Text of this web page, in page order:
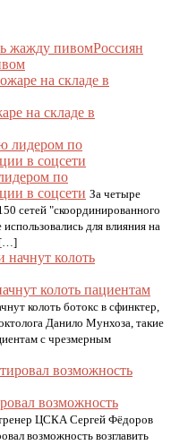
Россиян
на складе в
по
в соцсети За четыре
сетей "скоординированного
для влияния на
[…]
колоть пациентам
колоть ботокс в сфинктер,
Данило Мунхоза, такие
с чрезмерным
возможность
ЦСКА Сергей Фёдоров
возможность возглавить